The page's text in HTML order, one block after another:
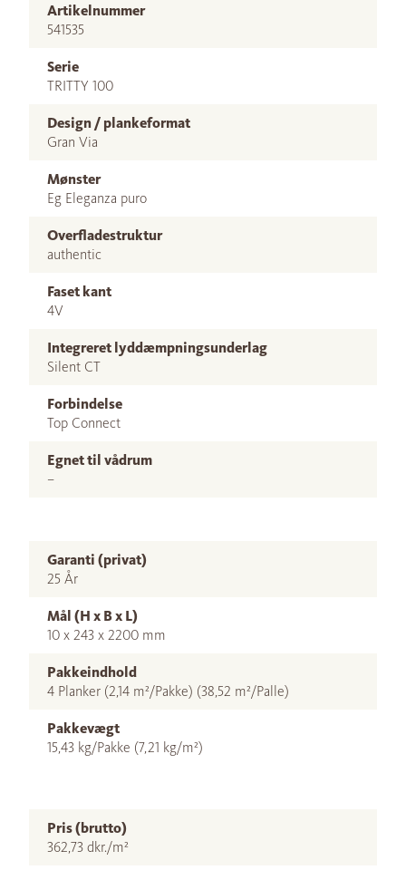
Artikelnummer
541535
Serie
TRITTY 100
Design / plankeformat
Gran Via
Mønster
Eg Eleganza puro
Overfladestruktur
authentic
Faset kant
4V
Integreret lyddæmpningsunderlag
Silent CT
Forbindelse
Top Connect
Egnet til vådrum
–
Garanti (privat)
25 År
Mål (H x B x L)
10 x 243 x 2200 mm
Pakkeindhold
4 Planker (2,14 m²/Pakke) (38,52 m²/Palle)
Pakkevægt
15,43 kg/Pakke (7,21 kg/m²)
Pris (brutto)
362,73 dkr./m²